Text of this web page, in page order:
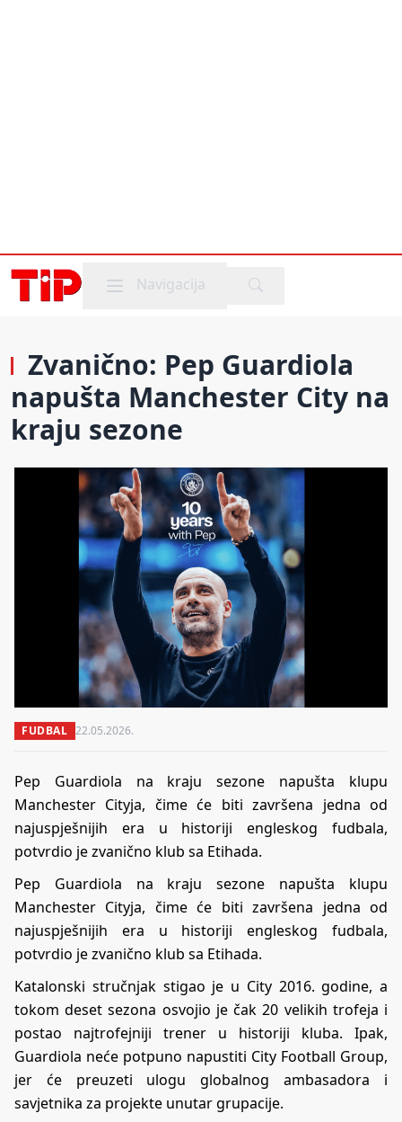
Mobile menu
Navigacija
Zvanično: Pep Guardiola
napušta Manchester City na
kraju sezone
FUDBAL 22.05.2026.
Pep Guardiola na kraju sezone napušta klupu
Manchester Cityja, čime će biti završena jedna od
najuspješnijih era u historiji engleskog fudbala,
potvrdio je zvanično klub sa Etihada.
Pep Guardiola na kraju sezone napušta klupu
Manchester Cityja, čime će biti završena jedna od
najuspješnijih era u historiji engleskog fudbala,
potvrdio je zvanično klub sa Etihada.
Katalonski stručnjak stigao je u City 2016. godine, a
tokom deset sezona osvojio je čak 20 velikih trofeja i
postao najtrofejniji trener u historiji kluba. Ipak,
Guardiola neće potpuno napustiti City Football Group,
jer će preuzeti ulogu globalnog ambasadora i
savjetnika za projekte unutar grupacije.